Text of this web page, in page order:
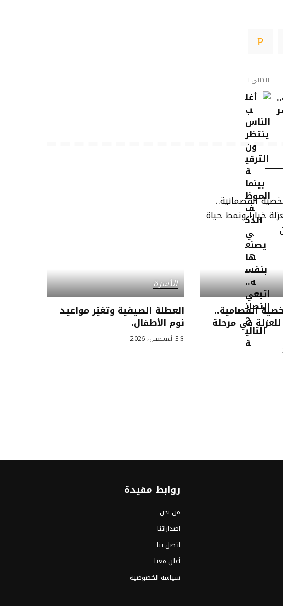
التالي
الفُصامية..
في مرحلة
الأسرة
العطلة الصيفية وتغيّر مواعيد
نوم الأطفال.
3 أغسطس، 2026
روابط مفيدة
من نحن
اصداراتنا
اتصل بنا
أعلن معنا
سياسة الخصوصية